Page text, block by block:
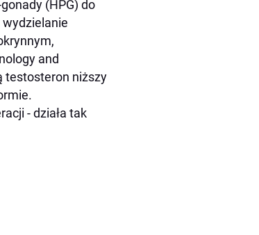
(HPG) do
and
testosteron niższy
- działa tak